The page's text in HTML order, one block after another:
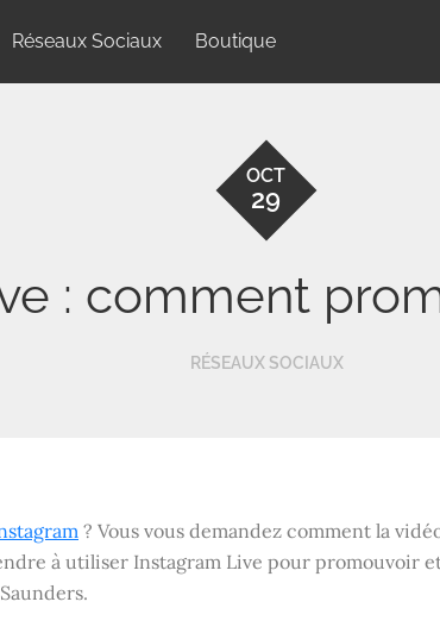
Réseaux Sociaux Boutique
OCT
29
: comment
RÉSEAUX SOCIAUX
? Vous vous demandez comment la
à utiliser Instagram Live pour promouvoir